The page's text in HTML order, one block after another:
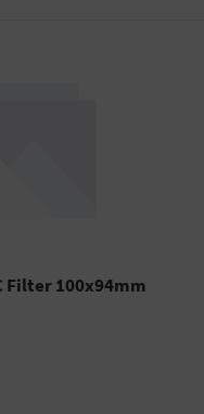
Filter 100x94mm